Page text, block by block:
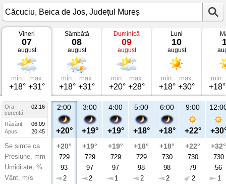
Vremea
Căcuciu
Beica
de
Jos,
Județul
Mureș
Vineri
07
august
min.
+18°
max.
+31°
Sâmbătă
08
august
min.
+18°
max.
+31°
Duminică
09
august
min.
+20°
max.
+28°
Luni
10
august
min.
+18°
max.
+30°
min.
+18°
Ora
02:16
curentă
Răsărit:
06:09
Apus:
20:45
Se simte ca
Presiune, mm
Umiditate, %
Vânt, m/s
2:00
+20°
+20°
729
93
2
3:00
+19°
+19°
729
97
2
4:00
+19°
+19°
729
97
1
5:00
+18°
+18°
729
98
2
6:00
+18°
+18°
730
98
2
9:00
+22°
+22°
730
79
2
+32°
730
56
1